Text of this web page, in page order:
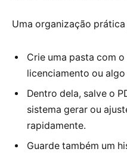
Uma organização
Crie uma pasta com
licenciamento ou
Dentro dela, salve o
sistema gerar ou
rapidamente.
Guarde também um